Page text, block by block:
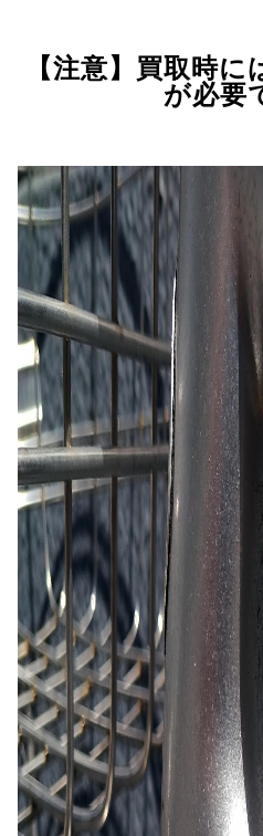
【注意】買取時
が必要